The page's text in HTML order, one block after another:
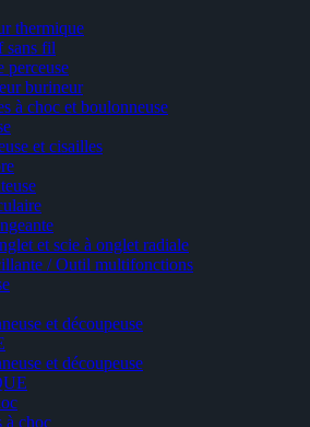
thermique
sans fil
perceuse
burineur
à choc et boulonneuse
et cisailles
et scie à onglet radiale
/ Outil multifonctions
et découpeuse
et découpeuse
à choc